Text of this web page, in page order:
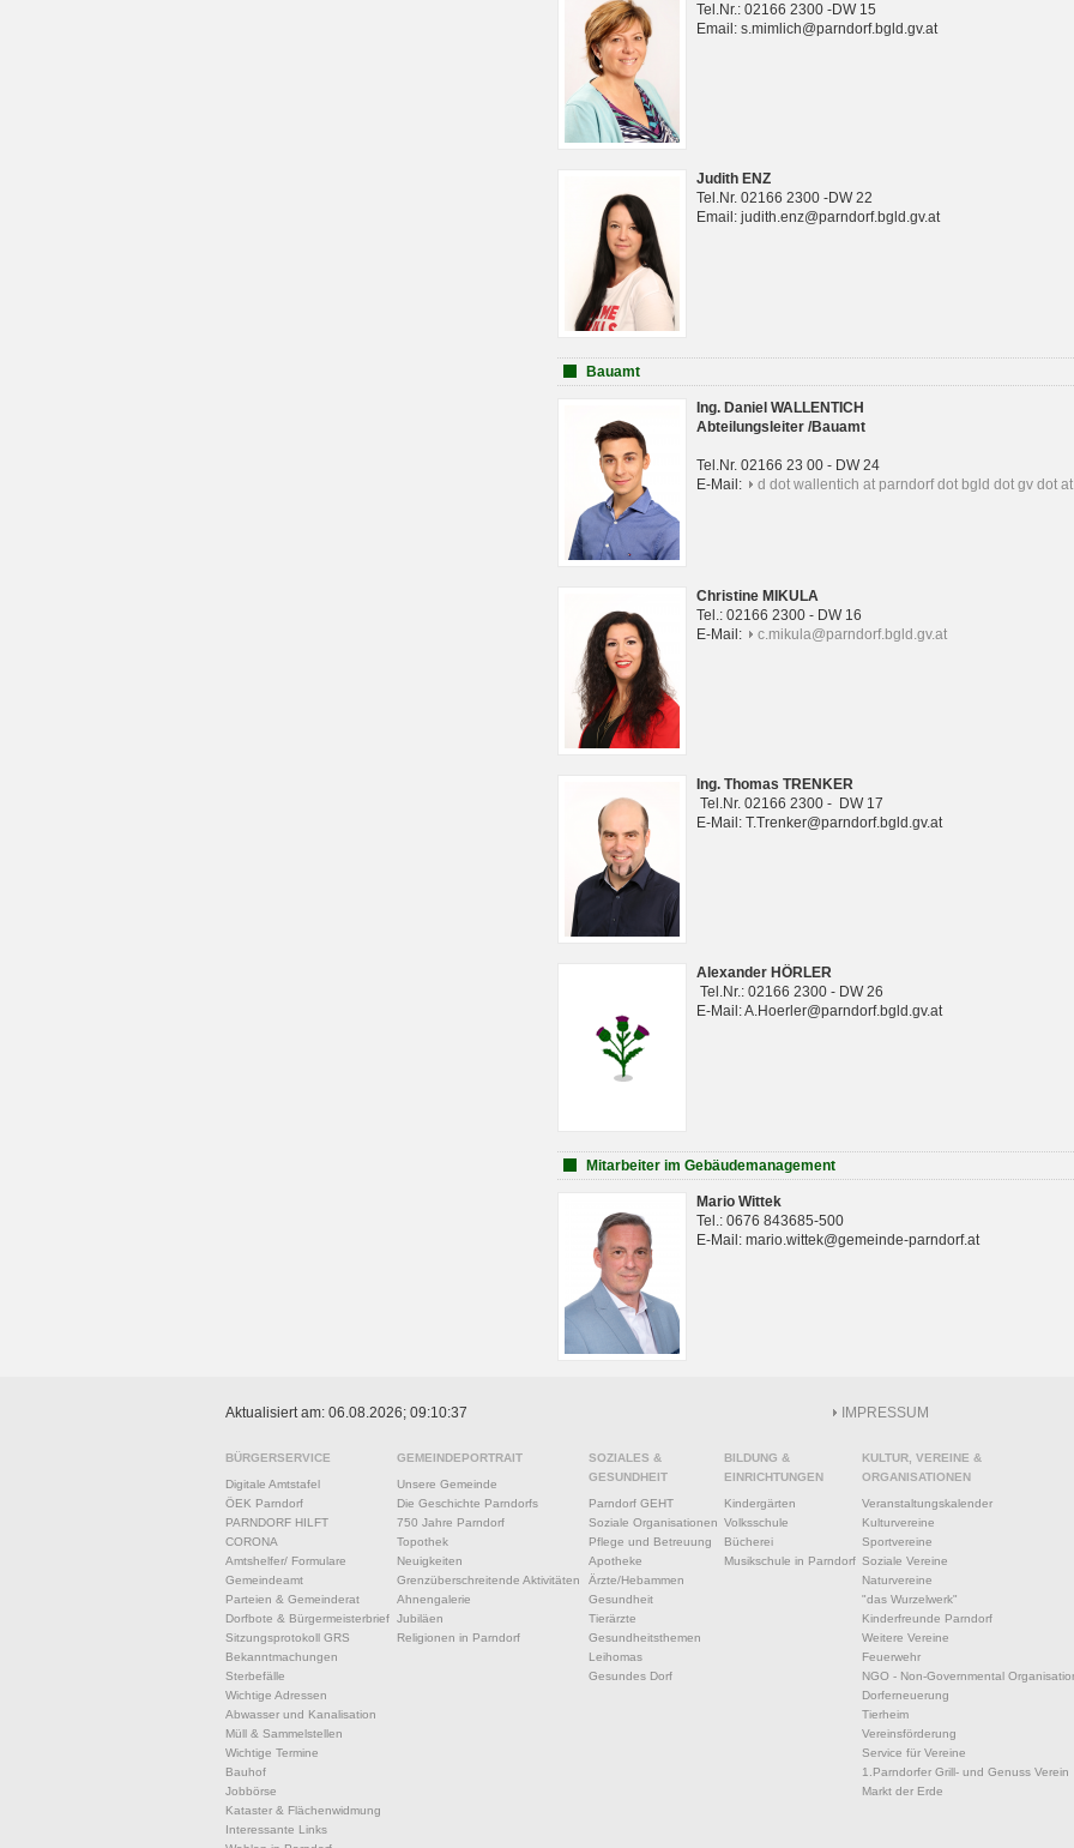
Tel.Nr.: 02166 2300 -DW 15
Email: s.mimlich@parndorf.bgld.gv.at
Judith ENZ
Tel.Nr. 02166 2300 -DW 22
Email: judith.enz@parndorf.bgld.gv.at
Bauamt
Ing. Daniel WALLENTICH
Abteilungsleiter /Bauamt
Tel.Nr. 02166 23 00 - DW 24
E-Mail:
d dot wallentich at parndorf dot bgld dot gv dot at
Christine MIKULA
Tel.: 02166 2300 - DW 16
E-Mail:
c.mikula@parndorf.bgld.gv.at
Ing. Thomas TRENKER
Tel.Nr. 02166 2300 - DW 17
E-Mail: T.Trenker@parndorf.bgld.gv.at
Alexander HÖRLER
Tel.Nr.: 02166 2300 - DW 26
E-Mail: A.Hoerler@parndorf.bgld.gv.at
Mitarbeiter im Gebäudemanagement
Mario Wittek
Tel.: 0676 843685-500
E-Mail: mario.wittek@gemeinde-parndorf.at
Aktualisiert am: 06.08.2026; 09:10:37 IMPRESSUM
BÜRGERSERVICE
Digitale Amtstafel
ÖEK Parndorf
PARNDORF HILFT
CORONA
Amtshelfer/ Formulare
Gemeindeamt
Parteien & Gemeinderat
Dorfbote & Bürgermeisterbrief
Sitzungsprotokoll GRS
Bekanntmachungen
Sterbefälle
Wichtige Adressen
Abwasser und Kanalisation
Müll & Sammelstellen
Wichtige Termine
Bauhof
Jobbörse
Kataster & Flächenwidmung
Interessante Links
GEMEINDEPORTRAIT
Unsere Gemeinde
Die Geschichte Parndorfs
750 Jahre Parndorf
Topothek
Neuigkeiten
Grenzüberschreitende Aktivitäten
Ahnengalerie
Jubiläen
Religionen in Parndorf
SOZIALES &
GESUNDHEIT
Parndorf GEHT
Soziale Organisationen
Pflege und Betreuung
Apotheke
Ärzte/Hebammen
Gesundheit
Tierärzte
Gesundheitsthemen
Leihomas
Gesundes Dorf
BILDUNG &
EINRICHTUNGEN
Kindergärten
Volksschule
Bücherei
Musikschule in Parndorf
KULTUR, VEREINE &
ORGANISATIONEN
Veranstaltungskalender
Kulturvereine
Sportvereine
Soziale Vereine
Naturvereine
"das Wurzelwerk"
Kinderfreunde Parndorf
Weitere Vereine
Feuerwehr
NGO - Non-Governmental
Dorferneuerung
Tierheim
Vereinsförderung
Service für Vereine
1.Parndorfer Grill- und Genuss Verein
Markt der Erde